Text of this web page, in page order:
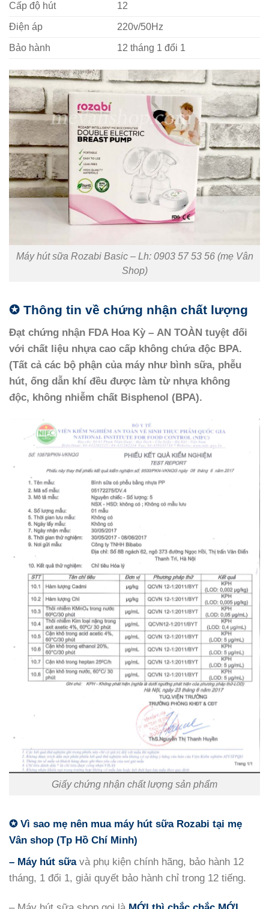
Cấp độ hút 12
Điện áp 220v/50Hz
Bảo hành 12 tháng 1 đổi 1
Máy hút sữa Rozabi Basic – Lh: 0903 57 53 56 (mẹ Vân
Shop)
✪ Thông tin về chứng nhận chất lượng
Đạt chứng nhận FDA Hoa Kỳ – AN TOÀN tuyệt đối
với chất liệu nhựa cao cấp không chứa độc BPA.
(Tất cả các bộ phận của máy như bình sữa, phễu
hút, ống dẫn khí đều được làm từ nhựa không
độc, không nhiễm chất Bisphenol (BPA).
Giấy chứng nhận chất lượng sản phẩm
✪ Vì sao mẹ nên mua máy hút sữa Rozabi tại mẹ
Vân shop (Tp Hồ Chí Minh)
– Máy hút sữa và phụ kiện chính hãng, bảo hành 12
tháng, 1 đổi 1, giải quyết bảo hành chỉ trong 12 tiếng.